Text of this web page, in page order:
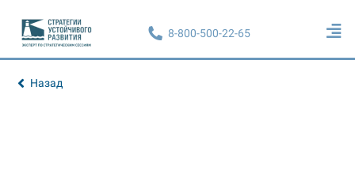
8-800-500-22-65
Назад